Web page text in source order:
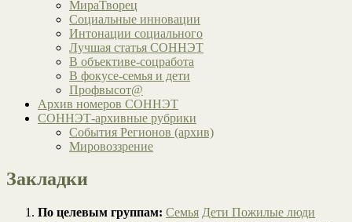
МираТворец
Социальные инновации
Интонации социального
Лучшая статья СОННЭТ
В объективе-соцработа
В фокусе-семья и дети
Профвысот@
Архив номеров СОННЭТ
СОННЭТ-архивные рубрики
События Регионов (архив)
Мировоззрение
Закладки
По целевым группам: Семья Дети Пожилые люди